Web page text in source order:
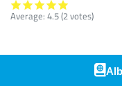
Average: 4.5(2votes)